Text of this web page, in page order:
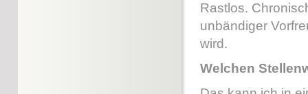
Rastlos.
unbändiger
wird.
Welchen